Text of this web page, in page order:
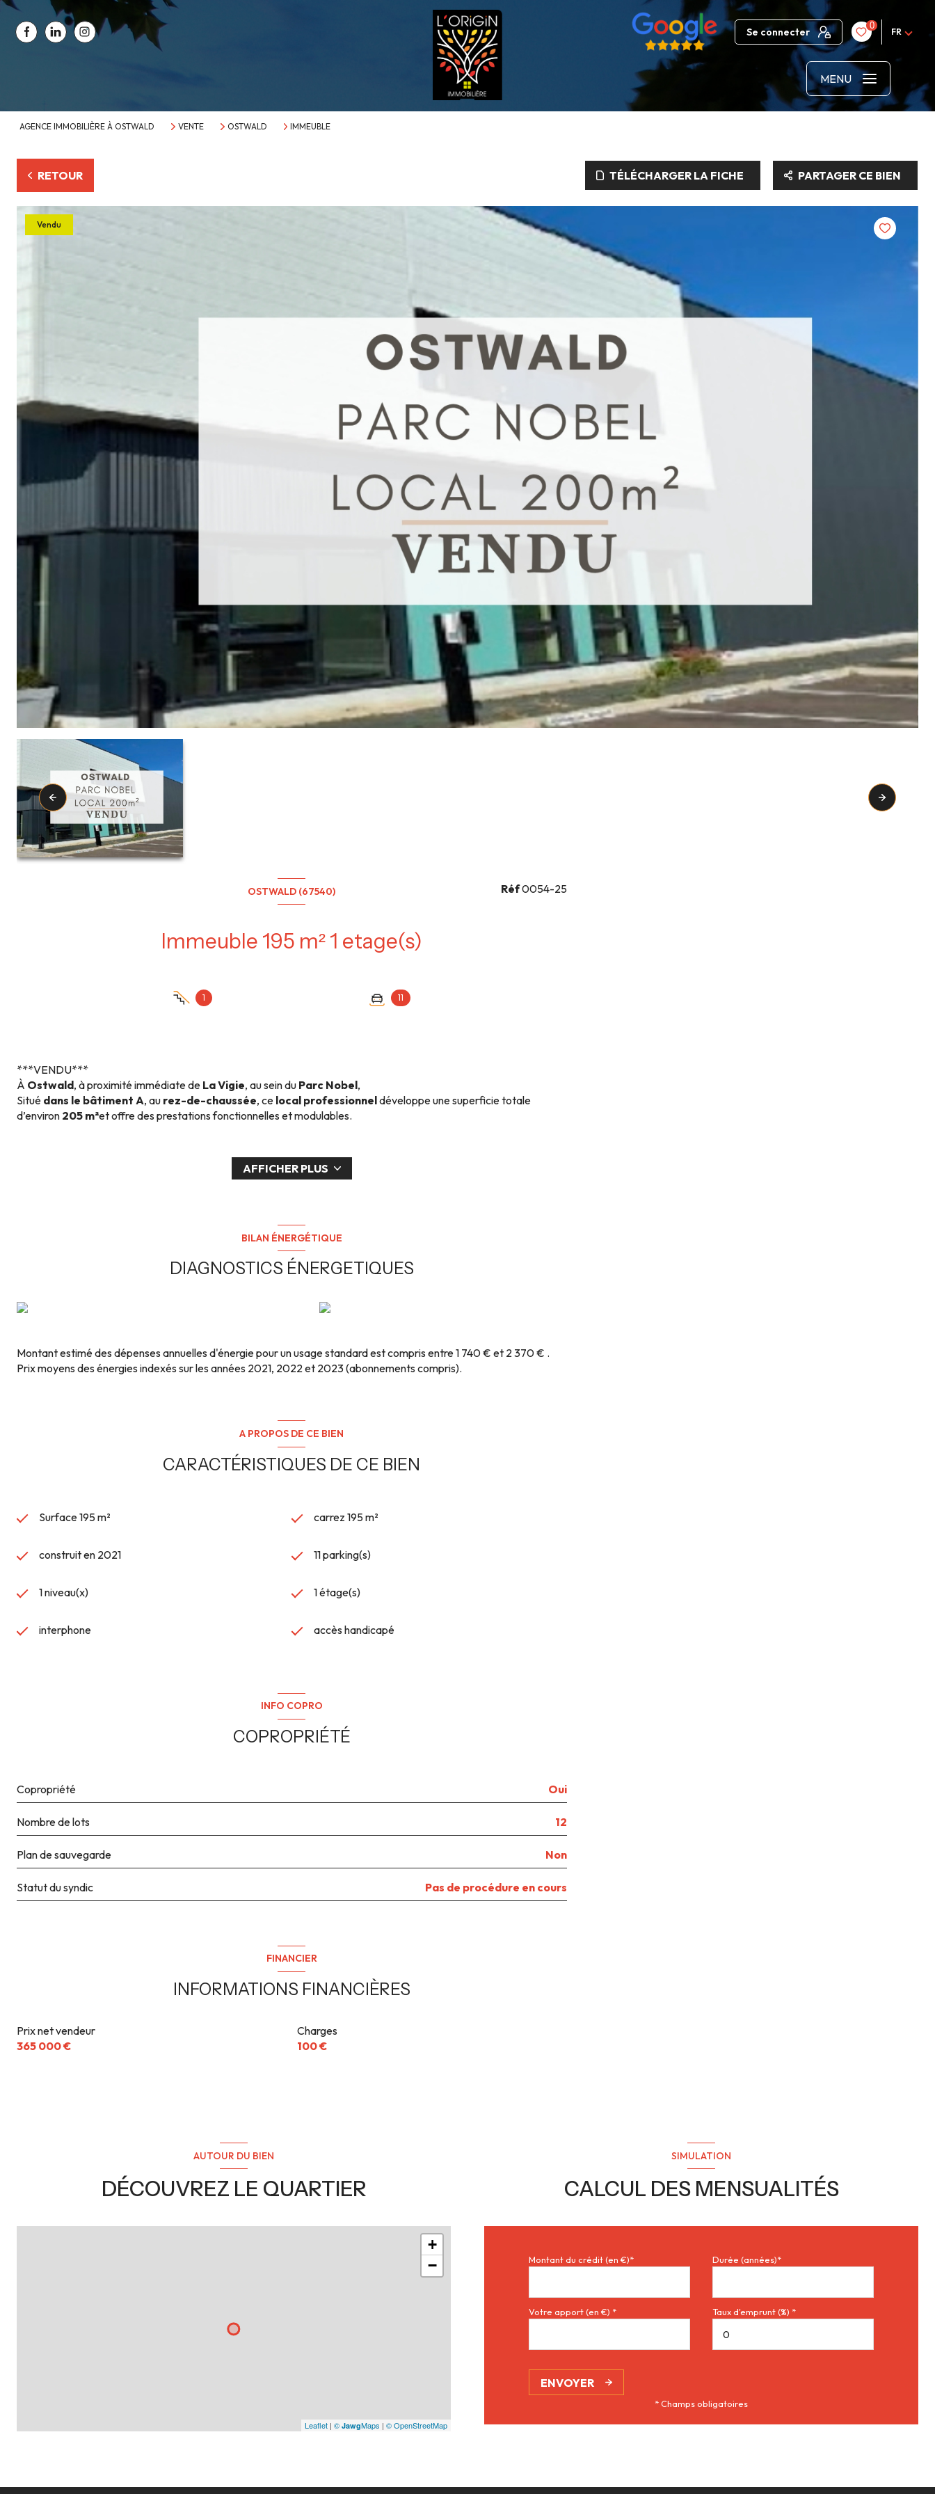
Se connecter
0
FR
MENU
AGENCE IMMOBILIÈRE À OSTWALD VENTE OSTWALD IMMEUBLE
RETOUR TÉLÉCHARGER LA FICHE PARTAGER CE BIEN
Vendu
OSTWALD (67540)
Immeuble 195 m² 1 etage(s)
1 11
Réf0054-25
***VENDU***
À Ostwald, à proximité immédiate de La Vigie, au sein du Parc Nobel,
Situé dans le bâtiment A, au rez-de-chaussée, ce local professionneldéveloppe une superficie totale
d’environ 205 m²et offre des prestations fonctionnelles et modulables.
accueille divers bureaux ainsi qu’un espace
Ce local bénéficie d’un emplacement stratégique, facilement accessible, idéal pour une activité tertiaire, médicale,
AFFICHER PLUS
BILAN ÉNERGÉTIQUE
DIAGNOSTICS ÉNERGETIQUES
Montant estimé des dépenses annuelles d'énergie pour un usage standard est compris entre 1 740 € et 2 370 € .
Prix moyens des énergies indexés sur les années 2021, 2022 et 2023 (abonnements compris).
A PROPOS DE CE BIEN
CARACTÉRISTIQUES DE CE BIEN
Surface 195 m² carrez 195 m²
construit en 2021 11 parking(s)
1 niveau(x) 1 étage(s)
interphone accès handicapé
INFO COPRO
COPROPRIÉTÉ
Copropriété Oui
Nombre de lots 12
Plan de sauvegarde Non
Statut du syndic Pas de procédure en cours
FINANCIER
INFORMATIONS FINANCIÈRES
Prix net vendeur
365 000 €
Charges
100 €
AUTOUR DU BIEN
DÉCOUVREZ LE QUARTIER
+
−
Leaflet | © JawgMaps | © OpenStreetMap
SIMULATION
CALCUL DES MENSUALITÉS
Montant du crédit (en €)* Durée (années)*
Votre apport (en €) * Taux d'emprunt (%) *
ENVOYER
* Champs obligatoires